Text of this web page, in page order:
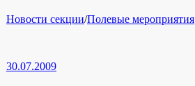
Рубрики
Новости секции/Полевые мероприятия
30.07.2009